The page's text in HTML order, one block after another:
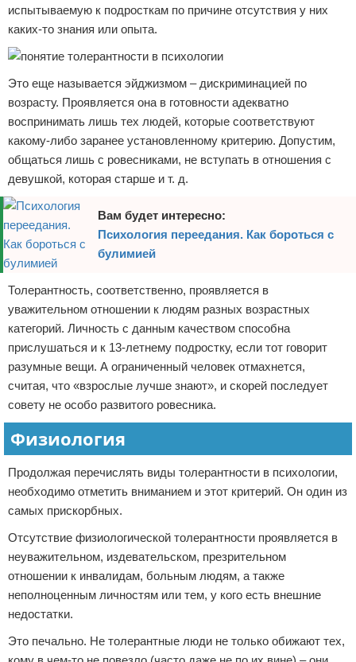
испытываемую к подросткам по причине отсутствия у них
каких-то знания или опыта.
Это еще называется эйджизмом – дискриминацией по
возрасту. Проявляется она в готовности адекватно
воспринимать лишь тех людей, которые соответствуют
какому-либо заранее установленному критерию. Допустим,
общаться лишь с ровесниками, не вступать в отношения с
девушкой, которая старше и т. д.
Вам будет интересно:
Психология переедания. Как бороться с
булимией
Толерантность, соответственно, проявляется в
уважительном отношении к людям разных возрастных
категорий. Личность с данным качеством способна
прислушаться и к 13-летнему подростку, если тот говорит
разумные вещи. А ограниченный человек отмахнется,
считая, что «взрослые лучше знают», и скорей последует
совету не особо развитого ровесника.
Физиология
Продолжая перечислять виды толерантности в психологии,
необходимо отметить вниманием и этот критерий. Он один из
самых прискорбных.
Отсутствие физиологической толерантности проявляется в
неуважительном, издевательском, презрительном
отношении к инвалидам, больным людям, а также
неполноценным личностям или тем, у кого есть внешние
недостатки.
Это печально. Не толерантные люди не только обижают тех,